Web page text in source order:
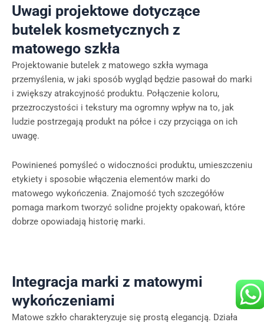
Uwagi projektowe dotyczące
butelek kosmetycznych z
matowego szkła
Projektowanie butelek z matowego szkła wymaga
przemyślenia, w jaki sposób wygląd będzie pasował do marki
i zwiększy atrakcyjność produktu. Połączenie koloru,
przezroczystości i tekstury ma ogromny wpływ na to, jak
ludzie postrzegają produkt na półce i czy przyciąga on ich
uwagę.
Powinieneś pomyśleć o widoczności produktu, umieszczeniu
etykiety i sposobie włączenia elementów marki do
matowego wykończenia. Znajomość tych szczegółów
pomaga markom tworzyć solidne projekty opakowań, które
dobrze opowiadają historię marki.
Integracja marki z matowymi
wykończeniami
Matowe szkło charakteryzuje się prostą elegancją. Działa